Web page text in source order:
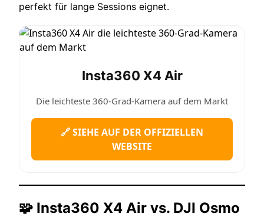
perfekt für lange Sessions eignet.
Insta360 X4 Air
Die leichteste 360-Grad-Kamera auf dem Markt
🔗 SIEHE AUF DER OFFIZIELLEN
WEBSITE
🧩 Insta360 X4 Air vs. DJI Osmo